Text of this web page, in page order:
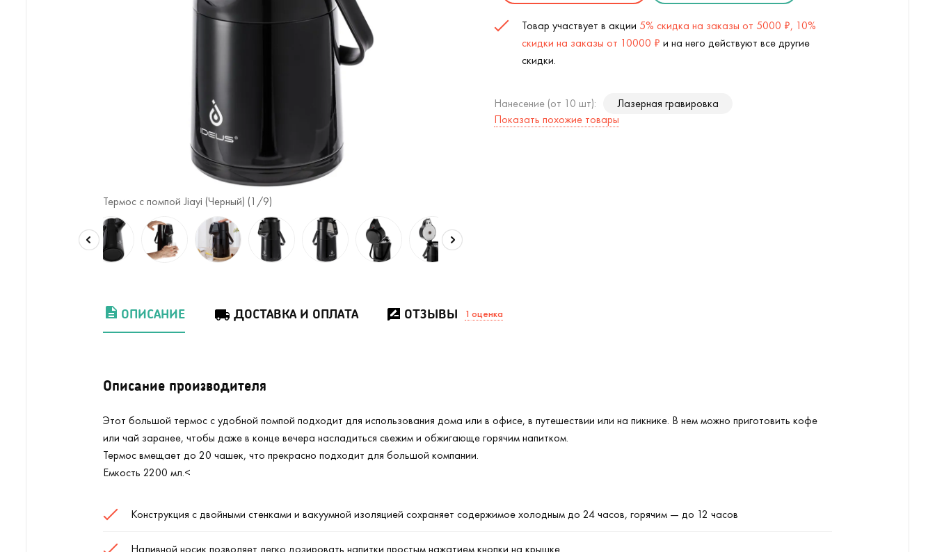
Термос с помпой Jiayi (Черный) (1 /9)
Товар участвует в акции 5% скидка на заказы от 5000 ₽, 10%
скидки на заказы от 10000 ₽ и на него действуют все другие
скидки.
Нанесение (от 10 шт):
Лазерная гравировка
Показать похожие товары
ОПИСАНИЕ ДОСТАВКА И ОПЛАТА ОТЗЫВЫ 1 оценка
Описание производителя
Этот большой термос с удобной помпой подходит для использования дома или в офисе, в путешествии или на пикнике. В нем можно приготовить кофе
или чай заранее, чтобы даже в конце вечера насладиться свежим и обжигающе горячим напитком.
Термос вмещает до 20 чашек, что прекрасно подходит для большой компании.
Емкость 2200 мл.<
Конструкция с двойными стенками и вакуумной изоляцией сохраняет содержимое холодным до 24 часов, горячим — до 12 часов
Наливной носик позволяет легко дозировать напитки простым нажатием кнопки на крышке